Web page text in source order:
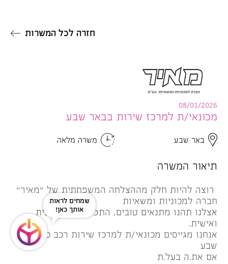
חזרה לכל המשרות
08/01/2026
מכונאי/ת למרכז שירות בבאר שבע
באר שבע משרה מלאה
תיאור המשרה
רוצה להיות חלק מההצלחה המשפחתית של "מאיר"
חברה למכוניות ומשאיות
אצלנו תהנו מתנאים טובים, התפתחות מקצועית
ואישית.
אנחנו מגייסים מכונאי/ת למרכז שירות רכב כבד בבאר
שבע
אם את.ה בעל.ת
שמחים לראות
אותך כאן!